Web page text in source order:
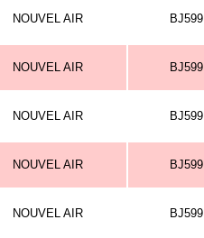
NOUVEL AIR BJ599
NOUVEL AIR BJ599
NOUVEL AIR BJ599
NOUVEL AIR BJ599
NOUVEL AIR BJ599